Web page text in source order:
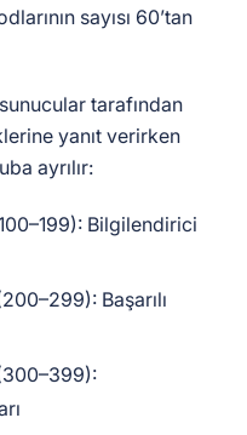
sayısı 60’tan
tarafından
yanıt verirken
ayrılır:
Bilgilendirici
Başarılı